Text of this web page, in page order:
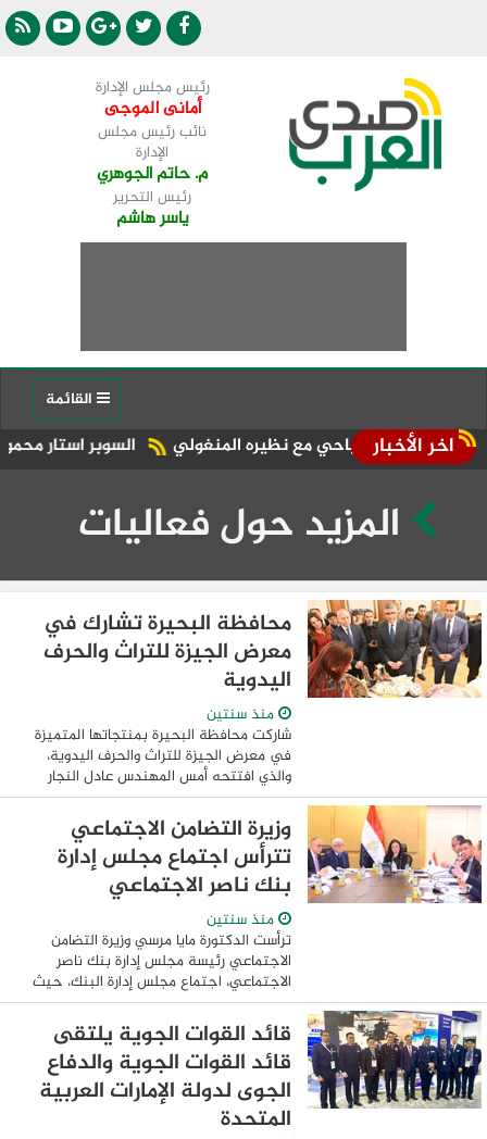
رئيس مجلس الإدارة
أمانى الموجى
نائب رئيس مجلس
الإدارة
م. حاتم الجوهري
رئيس التحرير
ياسر هاشم
اخر الأخبار السوبر استار محمود الدالي مع نظيره المنغولي
المزيد حول فعاليات
محافظة البحيرة تشارك في
معرض الجيزة للتراث والحرف
اليدوية
منذ سنتين
شاركت محافظة البحيرة بمنتجاتها المتميزة
في معرض الجيزة للتراث والحرف اليدوية،
والذي افتتحه أمس المهندس عادل النجار
محافظ الجيزة، بفندق سفير بحي الدقي،
وذلك وبحضور الدكتور إبراهيم صابر محافظ
القاهرة، ...
وزيرة التضامن الاجتماعي
تترأس اجتماع مجلس إدارة
بنك ناصر الاجتماعي
منذ سنتين
ترأست الدكتورة مايا مرسي وزيرة التضامن
الاجتماعي رئيسة مجلس إدارة بنك ناصر
الاجتماعي، اجتماع مجلس إدارة البنك، حيث
شهد الاجتماع استعراض الموضوعات المدرجة
على جدول الأعمال ومنها الإطلاع على تقرير
...
قائد القوات الجوية يلتقى
قائد القوات الجوية والدفاع
الجوى لدولة الإمارات العربية
المتحدة